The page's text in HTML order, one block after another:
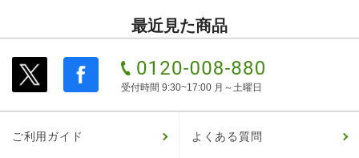
最近見た商品
受付時間 9:30~17:00 月～土曜日
ご利用ガイド よくある質問